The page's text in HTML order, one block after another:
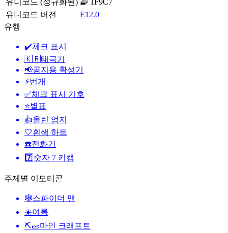
유니코드 버전
E12.0
유행
✔️체크 표시
🇰🇷태극기
📢공지용 확성기
⚡번개
✅체크 표시 기호
⭐별표
👍올린 엄지
🤍흰색 하트
☎️전화기
7️⃣ 숫자 7 키캡
주제별 이모티콘
🕸️스파이더 맨
☀️여름
⛏🧱마인 크래프트